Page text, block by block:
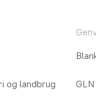
og landbrug